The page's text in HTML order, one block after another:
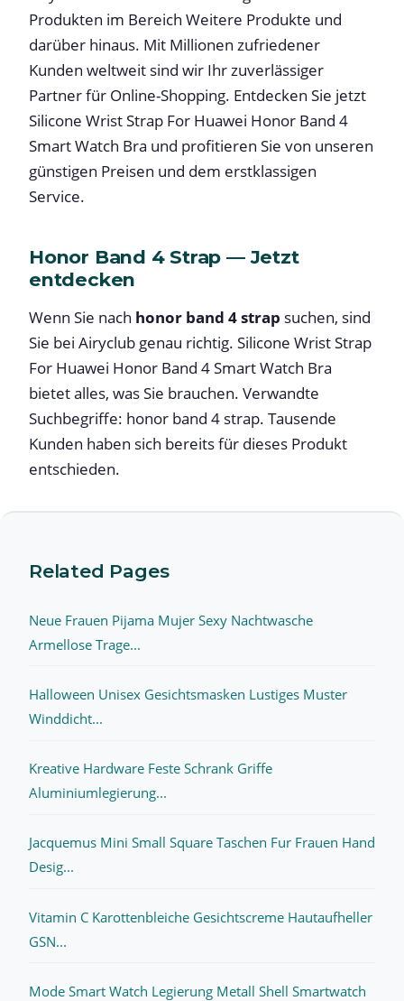
Produkten im Bereich Weitere Produkte und
darüber hinaus. Mit Millionen zufriedener
Kunden weltweit sind wir Ihr zuverlässiger
Partner für Online-Shopping. Entdecken Sie jetzt
Silicone Wrist Strap For Huawei Honor Band 4
Smart Watch Bra und profitieren Sie von unseren
günstigen Preisen und dem erstklassigen
Service.
Honor Band 4 Strap — Jetzt
entdecken
Wenn Sie nach honor band 4 strap suchen, sind
Sie bei Airyclub genau richtig. Silicone Wrist Strap
For Huawei Honor Band 4 Smart Watch Bra
bietet alles, was Sie brauchen. Verwandte
Suchbegriffe: honor band 4 strap. Tausende
Kunden haben sich bereits für dieses Produkt
entschieden.
Related Pages
Neue Frauen Pijama Mujer Sexy Nachtwasche
Armellose Trage...
Halloween Unisex Gesichtsmasken Lustiges Muster
Winddicht...
Kreative Hardware Feste Schrank Griffe
Aluminiumlegierung...
Jacquemus Mini Small Square Taschen Fur Frauen Hand
Desig...
Vitamin C Karottenbleiche Gesichtscreme Hautaufheller
GSN...
Mode Smart Watch Legierung Metall Shell Smartwatch